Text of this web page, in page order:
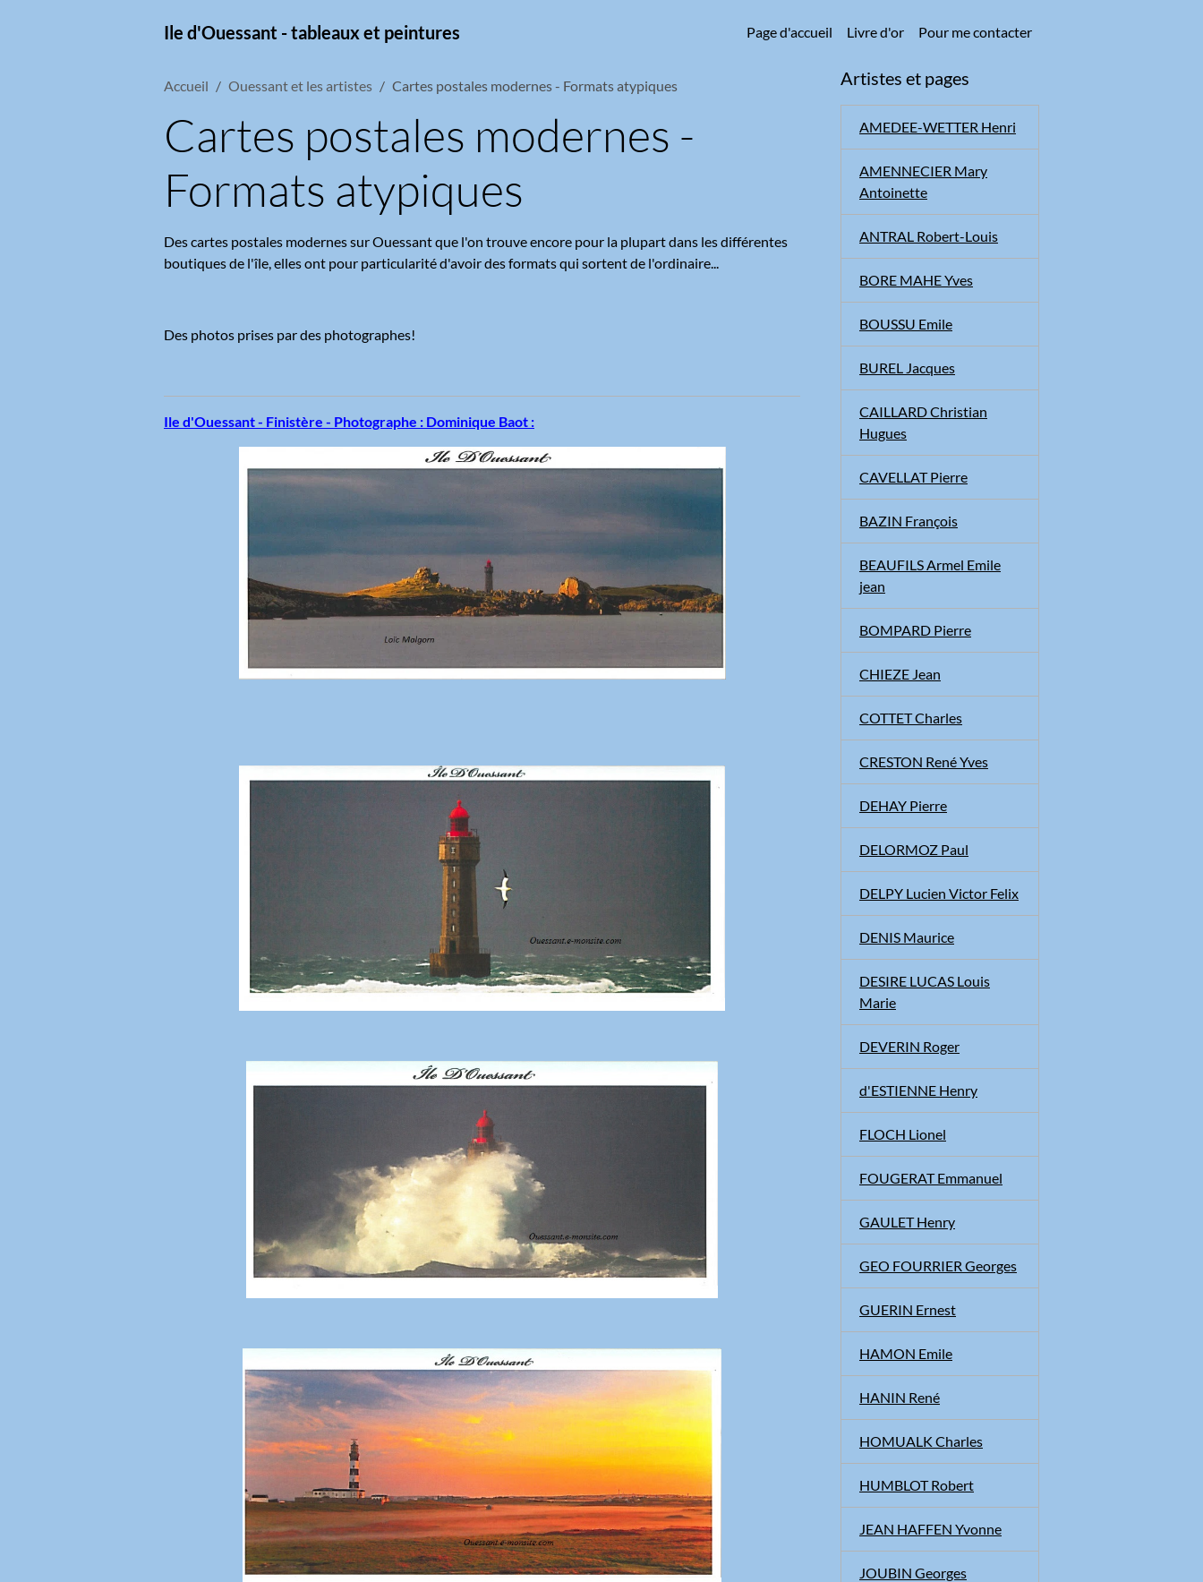
Ile d'Ouessant - tableaux et peintures Page d'accueil Livre d'or Pour me contacter
Accueil Ouessant et les artistes Cartes postales modernes - Formats atypiques
Cartes postales modernes -
Formats atypiques
Des cartes postales modernes sur Ouessant que l'on trouve encore pour la plupart dans les différentes
boutiques de l'île, elles ont pour particularité d'avoir des formats qui sortent de l'ordinaire...
Des photos prises par des photographes!
Ile d'Ouessant - Finistère - Photographe : Dominique Baot :
Artistes et pages
AMEDEE-WETTER Henri
AMENNECIER Mary
Antoinette
ANTRAL Robert-Louis
BORE MAHE Yves
BOUSSU Emile
BUREL Jacques
CAILLARD Christian
Hugues
CAVELLAT Pierre
BAZIN François
BEAUFILS Armel Emile
jean
BOMPARD Pierre
CHIEZE Jean
COTTET Charles
CRESTON René Yves
DEHAY Pierre
DELORMOZ Paul
DELPY Lucien Victor Felix
DENIS Maurice
DESIRE LUCAS Louis
Marie
DEVERIN Roger
d'ESTIENNE Henry
FLOCH Lionel
FOUGERAT Emmanuel
GAULET Henry
GEO FOURRIER Georges
GUERIN Ernest
HAMON Emile
HANIN René
HOMUALK Charles
HUMBLOT Robert
JEAN HAFFEN Yvonne
JOUBIN Georges